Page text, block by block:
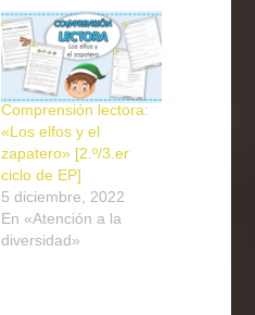
Comprensión lectora:
«Los elfos y el
zapatero» [2.º/3.er
ciclo de EP]
5 diciembre, 2022
En «Atención a la
diversidad»